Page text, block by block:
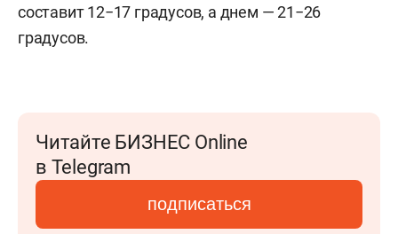
составит 12−17 градусов, а днем — 21−26
градусов.
Читайте БИЗНЕС Online
в Telegram
подписаться